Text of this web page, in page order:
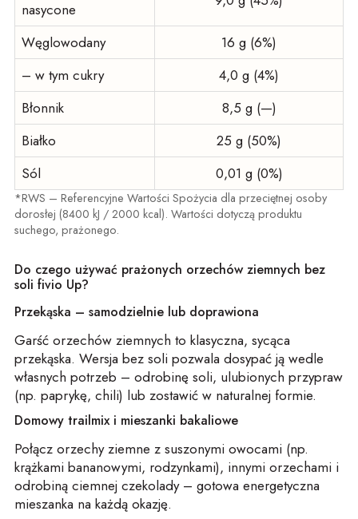
nasycone
Węglowodany
16 g (6%)
– w tym cukry
4,0 g (4%)
Błonnik
8,5 g (—)
Białko
25 g (50%)
Sól
0,01 g (0%)
*RWS – Referencyjne Wartości Spożycia dla przeciętnej osoby
dorosłej (8400 kJ / 2000 kcal). Wartości dotyczą produktu
suchego, prażonego.
Do czego używać prażonych orzechów ziemnych bez
soli fivio Up?
Przekąska – samodzielnie lub doprawiona
Garść orzechów ziemnych to klasyczna, sycąca
przekąska. Wersja bez soli pozwala dosypać ją wedle
własnych potrzeb – odrobinę soli, ulubionych przypraw
(np. paprykę, chili) lub zostawić w naturalnej formie.
Domowy trailmix i mieszanki bakaliowe
Połącz orzechy ziemne z suszonymi owocami (np.
krążkami bananowymi, rodzynkami), innymi orzechami i
odrobiną ciemnej czekolady – gotowa energetyczna
mieszanka na każdą okazję.